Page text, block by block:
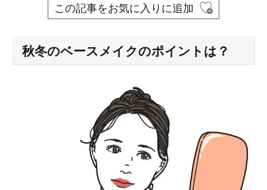
この記事をお気に入りに追加
秋冬のベースメイクのポイントは？